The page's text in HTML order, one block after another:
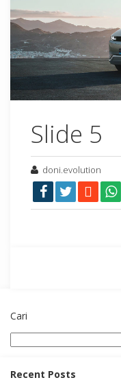
Slide 5
doni.evolution
Cari
Recent Posts